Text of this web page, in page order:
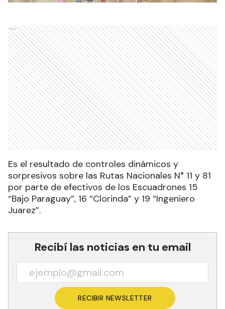
Ads
Es el resultado de controles dinámicos y
sorpresivos sobre las Rutas Nacionales N° 11 y 81
por parte de efectivos de los Escuadrones 15
“Bajo Paraguay”, 16 “Clorinda” y 19 “Ingeniero
Juarez”.
Recibí las noticias en tu email
RECIBIR NEWSLETTER